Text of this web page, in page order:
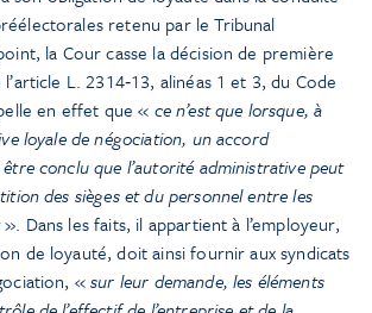
retenu par le Tribunal
la Cour casse la décision de première
L. 2314‑13, alinéas 1 et 3, du Code
en effet que « ce n’est que lorsque, à
loyale de négociation, un accord
conclu que l’autorité administrative peut
des sièges et du personnel entre les
». Dans les faits, il appartient à l’employeur,
de loyauté, doit ainsi fournir aux syndicats
«sur leur demande, les éléments